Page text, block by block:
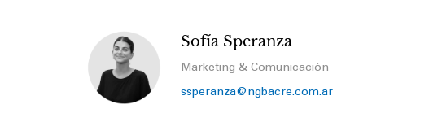
Sofía Speranza
Marketing & Comunicación
ssperanza@ngbacre.com.ar